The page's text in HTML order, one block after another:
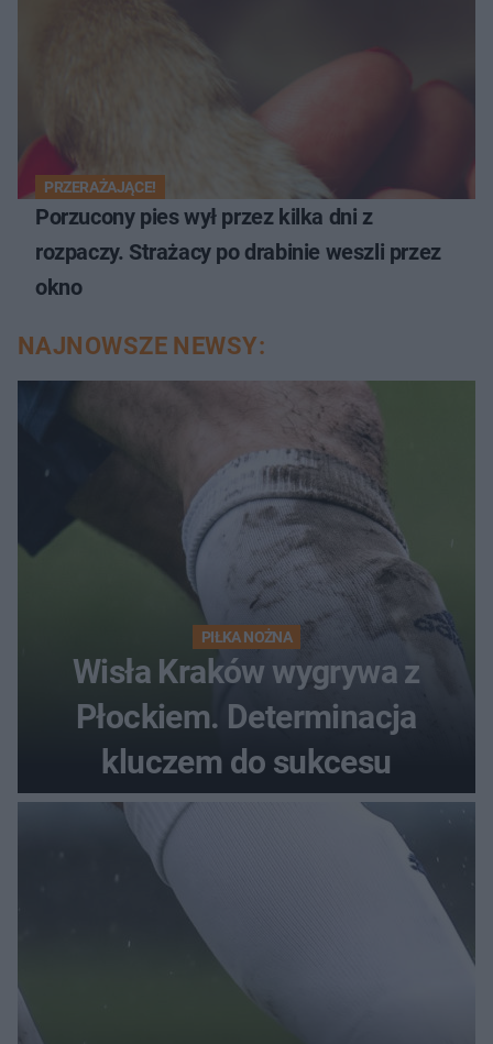
PRZERAŻAJĄCE!
Porzucony pies wył przez kilka dni z
rozpaczy. Strażacy po drabinie weszli przez
okno
NAJNOWSZE NEWSY:
PIŁKA NOŻNA
Wisła Kraków wygrywa z
Płockiem. Determinacja
kluczem do sukcesu